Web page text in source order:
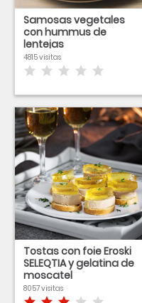
Samosas vegetales
con hummus de
lentejas
4815 visitas
Tostas con foie Eroski
SELEQTIA y gelatina de
moscatel
8057 visitas